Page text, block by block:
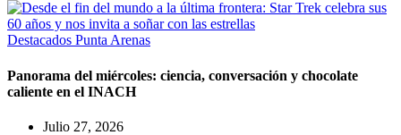
Destacados Punta Arenas
Panorama del miércoles: ciencia, conversación y chocolate
caliente en el INACH
Julio 27, 2026